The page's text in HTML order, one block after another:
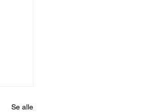
Se alle